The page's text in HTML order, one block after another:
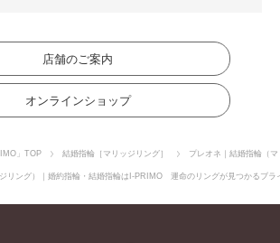
店舗のご案内
オンラインショップ
」TOP 結婚指輪［マリッジリング］ プレオネ｜結婚指輪（
リング）｜婚約指輪・結婚指輪はI-PRIMO 運命のリングが見つかるブ